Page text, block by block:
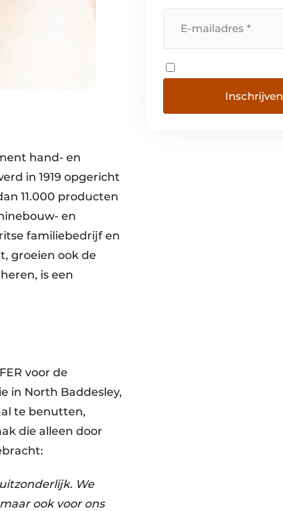
hand- en
in 1919 opgericht
11.000 producten
en
familiebedrijf en
groeien ook de
is een
voor de
in North Baddesley,
te benutten,
die alleen door
We
ook voor ons
Inschrijven